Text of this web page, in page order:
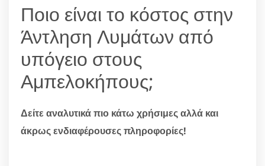
Ποιο είναι το κόστος στην
Άντληση Λυμάτων από
υπόγειο στους
Αμπελοκήπους;
Δείτε αναλυτικά πιο κάτω χρήσιμες αλλά και
άκρως ενδιαφέρουσες πληροφορίες!